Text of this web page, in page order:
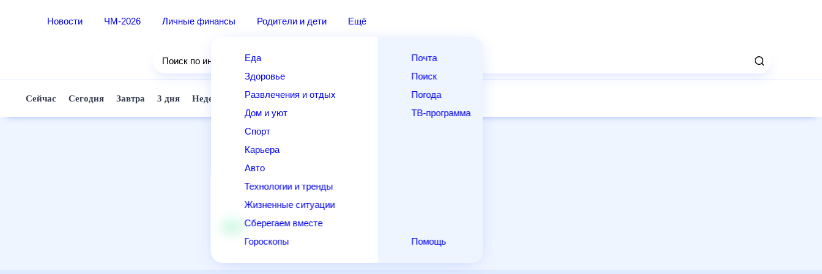
Новости ЧМ-2026 Личные финансы Родители и дети Ещё
Еда
Здоровье
Развлечения и отдых
Дом и уют
Спорт
Карьера
Авто
Технологии и тренды
Жизненные ситуации
Сберегаем вместе
Гороскопы
Почта
Поиск
Погода
ТВ-программа
Помощь
Поиск по интернету
Сейчас Сегодня Завтра 3 дня Неделя 10 дней 14 дней Выходные